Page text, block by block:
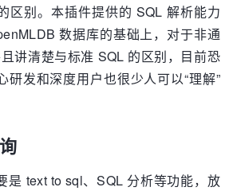
区别。本插件提供的 SQL 解析能力
数据库的基础上，对于非通
讲清楚与标准 SQL 的区别，目前恐
研发和深度用户也很少人可以“理解”
是 text to sql、SQL 分析等功能，放